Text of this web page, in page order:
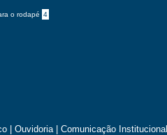
o rodapé 4
Ouvidoria Comunicação Institucional